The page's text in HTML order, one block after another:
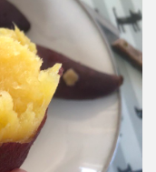
立
日